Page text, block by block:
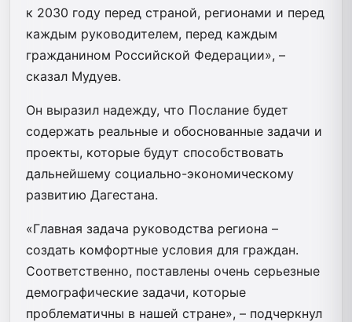
к 2030 году перед страной, регионами и перед
каждым руководителем, перед каждым
гражданином Российской Федерации», –
сказал Мудуев.
Он выразил надежду, что Послание будет
содержать реальные и обоснованные задачи и
проекты, которые будут способствовать
дальнейшему социально-экономическому
развитию Дагестана.
«Главная задача руководства региона –
создать комфортные условия для граждан.
Соответственно, поставлены очень серьезные
демографические задачи, которые
проблематичны в нашей стране», – подчеркнул